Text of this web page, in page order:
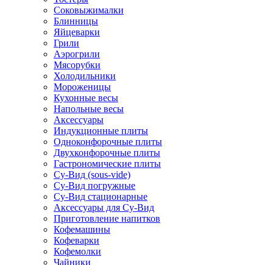
Соковыжималки
Блинницы
Яйцеварки
Грили
Аэрогрили
Мясорубки
Холодильники
Мороженицы
Кухонные весы
Напольные весы
Аксессуары
Индукционные плиты
Одноконфорочные плиты
Двухконфорочные плиты
Гастрономические плиты
Су-Вид (sous-vide)
Су-Вид погружные
Су-Вид стационарные
Аксессуары для Су-Вид
Приготовление напитков
Кофемашины
Кофеварки
Кофемолки
Чайники